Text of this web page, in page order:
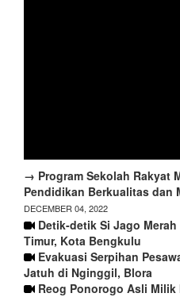
→ Program Sekolah Rakyat
Pendidikan Berkualitas dan
DECEMBER 04, 2022
Detik-detik Si Jago
Timur, Kota Bengkulu
Evakuasi Serpihan
Jatuh di Nginggil, Blora
Reog Ponorogo Asli